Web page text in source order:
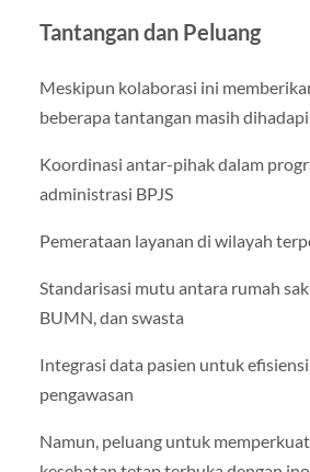
Tantangan dan Peluang
Meskipun kolaborasi ini
beberapa tantangan masih
Koordinasi antar-pihak dalam
administrasi BPJS
Pemerataan layanan di wilayah
Standarisasi mutu antara rumah
BUMN, dan swasta
Integrasi data pasien untuk
pengawasan
Namun, peluang untuk